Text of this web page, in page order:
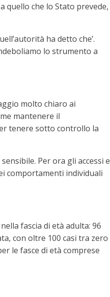
quello che lo Stato prevede,
ha detto che’.
lo strumento a
molto chiaro ai
mantenere il
tenere sotto controllo la
Per ora gli accessi e
comportamenti individuali
fascia di età adulta: 96
con oltre 100 casi tra zero
le fasce di età comprese